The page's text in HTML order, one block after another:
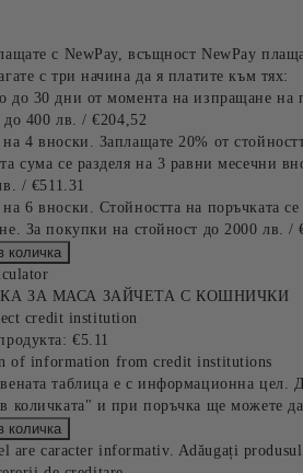
с NewPay, всъщност NewPay
с три начина да я платите към тях:
до 30 дни от момента на изпращане на
до 400 лв. / €204,52
4 вноски. Заплащате 20% от
сума се разделя на 3 равни месечни
/ €511.31
6 вноски. Стойността на поръчката
За покупки на стойност до 2000 лв. /
ЗА МАСА ЗАЙЧЕТА С КОШНИЧКИ
credit institution
€5.11
of information from credit institutions
таблица е с информационна цел.
количката" и при поръчка ще можете да
are caracter informativ. Adăugați